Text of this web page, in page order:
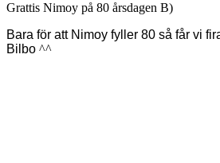
Grattis Nimoy på 80 årsdagen B)
Bara för att Nimoy fyller 80 så får vi
Bilbo ^^